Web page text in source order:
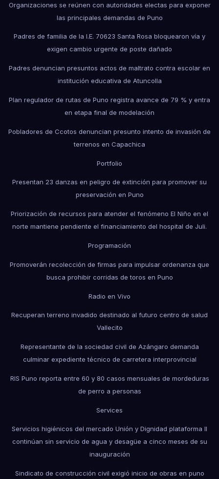
Organizaciones se reúnen con autoridades electas para exponer
las principales demandas de Puno
Padres de familia de la I.E. 70623 Santa Rosa bloquearon vía y
exigen cambio urgente de poste dañado
Padres denuncian presuntos actos de maltrato contra escolar en
institución educativa de Atuncolla
Plan regulador de rutas de Puno registra avance de 79 % y entra
en etapa final de modelación
Pobladores de Ccotos denuncian presunto intento de invasión de
terrenos en Capachica
Portfolio
Presentan 23 danzas en peligro de extinción para promover su
preservación en Puno
Priorización de recursos para atender el fenómeno El Niño en el
norte mantiene pendiente el financiamiento del hospital de Juli.
Programación
Promoverán recolección de firmas para impulsar ordenanza que
busca prohibir corridas de toros en Puno
Radio en Vivo
Recuperan terreno invadido destinado al futuro centro de salud
Vallecito
Representante de la sociedad civil de Azángaro demanda
culminar expediente técnico de carretera interprovincial
RIS Puno reporta entre 60 y 80 casos mensuales de mordeduras
de perro a personas
Services
Servicios higiénicos del mercado Unión y Dignidad plataforma II
continúan sin servicio de agua y desagüe a cinco meses de su
inauguración
Sindicato de construcción civil exigió inicio de obras en puno